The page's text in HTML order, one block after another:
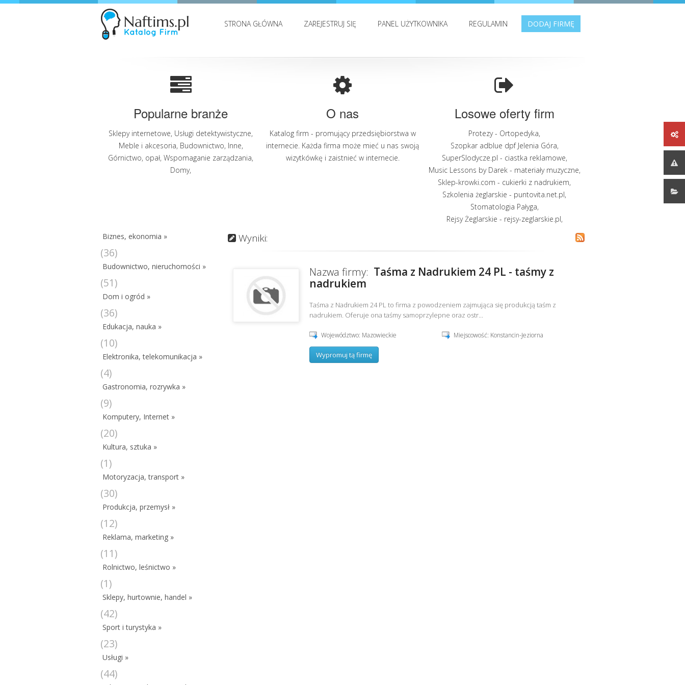
STRONA GŁÓWNA ZAREJESTRUJ SIĘ PANEL UŻYTKOWNIKA REGULAMIN DODAJ FIRMĘ
Popularne branże
Sklepy internetowe, Usługi detektywistyczne,
Meble i akcesoria, Budownictwo, Inne,
Górnictwo, opał, Wspomaganie zarządzania,
Domy,
O nas
Katalog firm - promujący przedsiębiorstwa w
internecie. Każda firma może mieć u nas swoją
wizytkówkę i zaistnieć w internecie.
Losowe oferty firm
Protezy - Ortopedyka,
Szopkar adblue dpf Jelenia Góra,
SuperSlodycze.pl - ciastka reklamowe,
Music Lessons by Darek - materiały muzyczne,
Sklep-krowki.com - cukierki z nadrukiem,
Szkolenia żeglarskie - puntovita.net.pl,
Stomatologia Pałyga,
Rejsy Żeglarskie - rejsy-zeglarskie.pl,
Biznes, ekonomia »
(36)
Budownictwo, nieruchomości »
(51)
Dom i ogród »
(36)
Edukacja, nauka »
(10)
Elektronika, telekomunikacja »
(4)
Gastronomia, rozrywka »
(9)
Komputery, Internet »
(20)
Kultura, sztuka »
(1)
Motoryzacja, transport »
(30)
Produkcja, przemysł »
(12)
Reklama, marketing »
(11)
Rolnictwo, leśnictwo »
(1)
Sklepy, hurtownie, handel »
(42)
Sport i turystyka »
(23)
Usługi »
(44)
Wyniki:
Nazwa firmy: Taśma z Nadrukiem 24 PL - taśmy z
nadrukiem
Taśma z Nadrukiem 24 PL to firma z powodzeniem zajmująca się produkcją taśm z
nadrukiem. Oferuje ona taśmy samoprzylepne oraz ostr...
Województwo: Mazowieckie Miejscowość: Konstancin-Jeziorna
Wypromuj tą firmę